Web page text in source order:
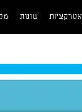
אטרקציות שונות